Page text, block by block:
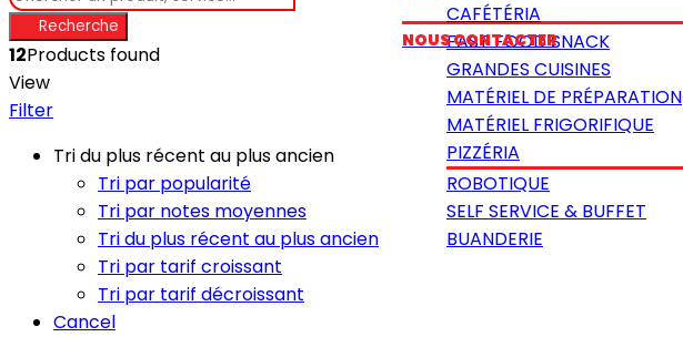
CAFÉTÉRIA
FAST FOOD SNACK
GRANDES CUISINES
MATÉRIEL DE PRÉPARATION
MATÉRIEL FRIGORIFIQUE
PIZZÉRIA
ROBOTIQUE
SELF SERVICE & BUFFET
BUANDERIE
NOUS CONTACTER
Recherche
12Products found
View
Filter
Tri du plus récent au plus ancien
Tri par popularité
Tri par notes moyennes
Tri du plus récent au plus ancien
Tri par tarif croissant
Tri par tarif décroissant
Cancel